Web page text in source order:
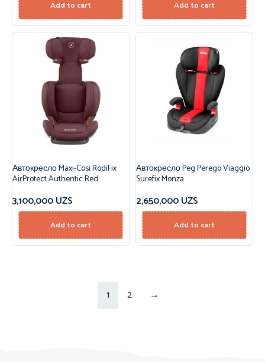
Add to cart Add to cart
Автокресло Maxi-Cosi RodiFix
AirProtect Authentic Red
3,100,000UZS
Add to cart
Автокресло Peg Perego Viaggio
Surefix Monza
2,650,000UZS
Add to cart
1 2 →